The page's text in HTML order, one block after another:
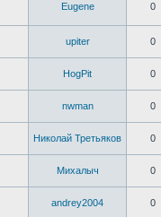
Eugene 0
upiter 0
HogPit 0
nwman 0
Николай Третьяков 0
Михалыч 0
andrey2004 0